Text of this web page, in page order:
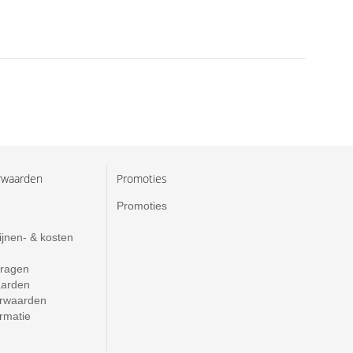
& kosten
Promoties
Promoties